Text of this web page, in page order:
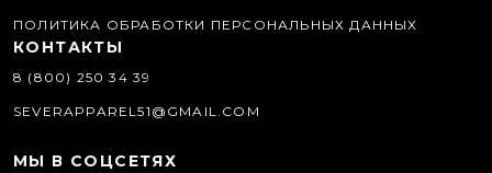
ПОЛИТИКА ОБРАБОТКИ ПЕРСОНАЛЬНЫХ ДАННЫХ
КОНТАКТЫ
8 (800) 250 34 39
SEVERAPPAREL51@GMAIL.COM
МЫ В СОЦСЕТЯХ